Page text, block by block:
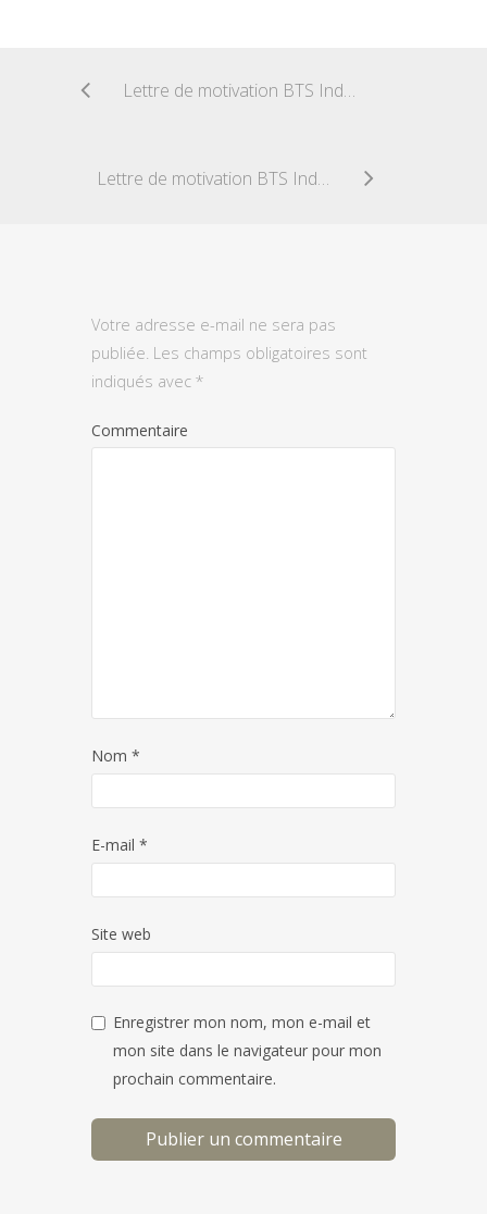
Lettre de motivation BTS Industries céramiques
Lettre de motivation BTS Industrie des matériaux souples
Votre adresse e-mail ne sera pas
publiée. Les champs obligatoires sont
indiqués avec *
Commentaire
Nom *
E-mail *
Site web
Enregistrer mon nom, mon e-mail et
mon site dans le navigateur pour mon
prochain commentaire.